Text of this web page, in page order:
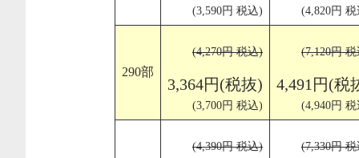
(3,590円 税込) (4,820円
290部
(4,270円 税込)
3,364円(税抜)
(3,700円 税込)
(7,120円
4,491円(税
(4,940円
(4,390円 税込) (7,330円